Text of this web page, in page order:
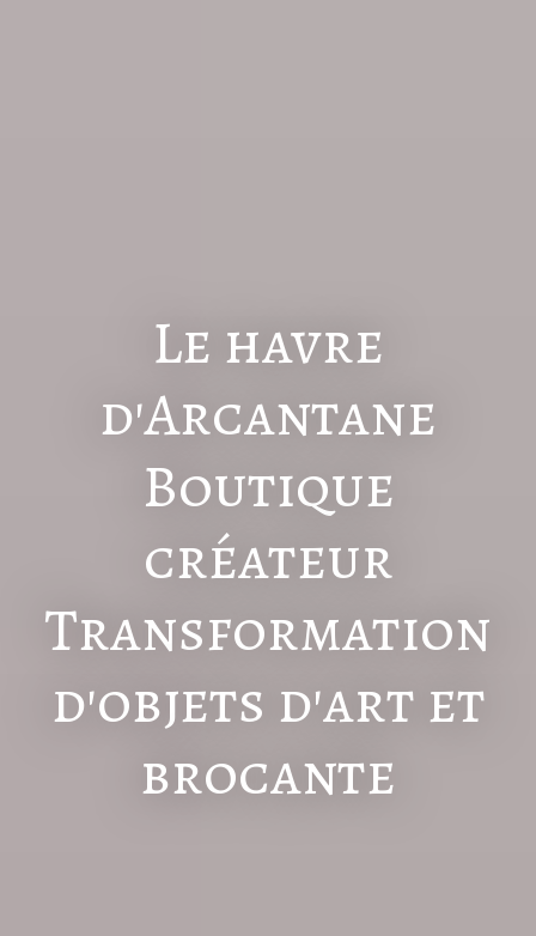
Le havre
d'Arcantane
Boutique
créateur
Transformation
d'objets d'art et
brocante